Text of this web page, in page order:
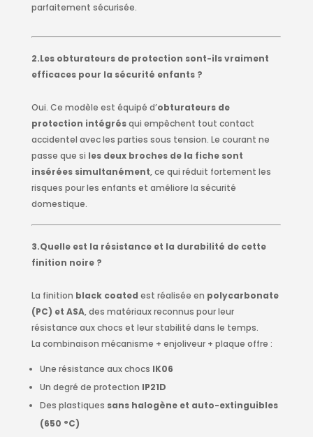
parfaitement sécurisée.
2.Les obturateurs de protection sont-ils vraiment
efficaces pour la sécurité enfants ?
Oui. Ce modèle est équipé d’obturateurs de
protection intégrésqui empêchent tout contact
accidentel avec les parties sous tension. Le courant ne
passe que si les deux broches de la fiche sont
insérées simultanément, ce qui réduit fortement les
risques pour les enfants et améliore la sécurité
domestique.
3.Quelle est la résistance et la durabilité de cette
finition noire ?
La finition black coated est réalisée en polycarbonate
(PC) et ASA, des matériaux reconnus pour leur
résistance aux chocs et leur stabilité dans le temps.
La combinaison mécanisme + enjoliveur + plaque offre :
Une résistance aux chocs IK06
Un degré de protection IP21D
Des plastiques sans halogène et auto-extinguibles
(650 °C)